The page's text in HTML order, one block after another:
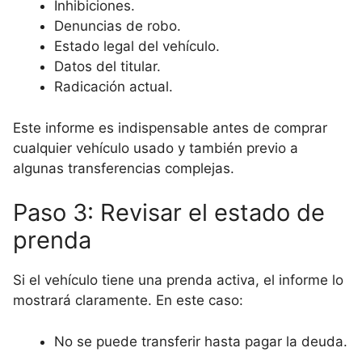
Inhibiciones.
Denuncias de robo.
Estado legal del vehículo.
Datos del titular.
Radicación actual.
Este informe es indispensable antes de comprar
cualquier vehículo usado y también previo a
algunas transferencias complejas.
Paso 3: Revisar el estado de
prenda
Si el vehículo tiene una prenda activa, el informe lo
mostrará claramente. En este caso:
No se puede transferir hasta pagar la deuda.